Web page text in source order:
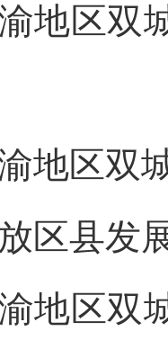
地区双
地区双
区县发
地区双